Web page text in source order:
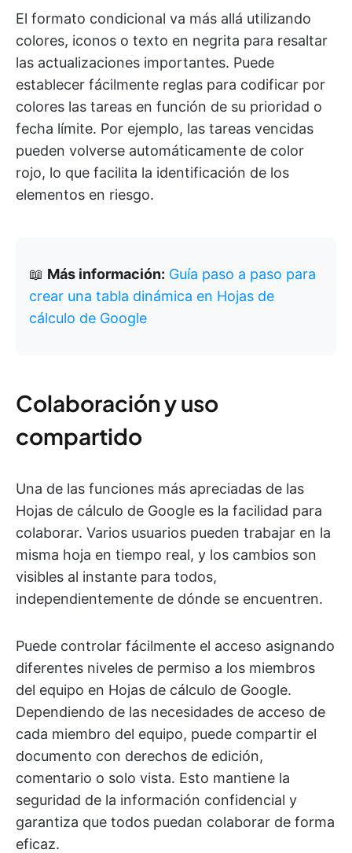
El formato condicional va más allá utilizando
colores, iconos o texto en negrita para resaltar
las actualizaciones importantes. Puede
establecer fácilmente reglas para codificar por
colores las tareas en función de su prioridad o
fecha límite. Por ejemplo, las tareas vencidas
pueden volverse automáticamente de color
rojo, lo que facilita la identificación de los
elementos en riesgo.
📖 Más información: Guía paso a paso para
crear una tabla dinámica en Hojas de
cálculo de Google
Colaboración y uso
compartido
Una de las funciones más apreciadas de las
Hojas de cálculo de Google es la facilidad para
colaborar. Varios usuarios pueden trabajar en la
misma hoja en tiempo real, y los cambios son
visibles al instante para todos,
independientemente de dónde se encuentren.
Puede controlar fácilmente el acceso asignando
diferentes niveles de permiso a los miembros
del equipo en Hojas de cálculo de Google.
Dependiendo de las necesidades de acceso de
cada miembro del equipo, puede compartir el
documento con derechos de edición,
comentario o solo vista. Esto mantiene la
seguridad de la información confidencial y
garantiza que todos puedan colaborar de forma
eficaz.